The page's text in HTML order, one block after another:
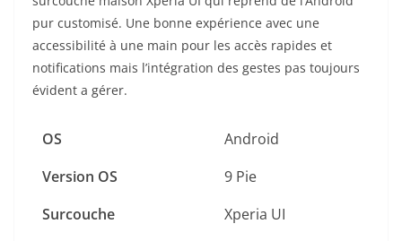
pur customisé. Une bonne expérience avec une
accessibilité à une main pour les accès rapides et
notifications mais l’intégration des gestes pas toujours
évident a gérer.
OS
Android
Version OS
9 Pie
Surcouche
Xperia UI